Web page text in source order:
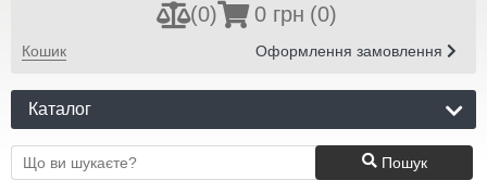
(0) 0 грн (0)
Кошик Оформлення замовлення
Каталог
Пошук